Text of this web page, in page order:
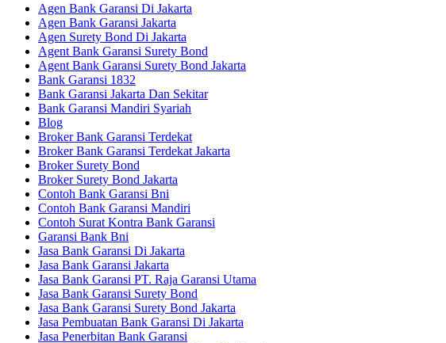
Agen Bank Garansi Di Jakarta
Agen Bank Garansi Jakarta
Agen Surety Bond Di Jakarta
Agent Bank Garansi Surety Bond
Agent Bank Garansi Surety Bond Jakarta
Bank Garansi 1832
Bank Garansi Jakarta Dan Sekitar
Bank Garansi Mandiri Syariah
Blog
Broker Bank Garansi Terdekat
Broker Bank Garansi Terdekat Jakarta
Broker Surety Bond
Broker Surety Bond Jakarta
Contoh Bank Garansi Bni
Contoh Bank Garansi Mandiri
Contoh Surat Kontra Bank Garansi
Garansi Bank Bni
Jasa Bank Garansi Di Jakarta
Jasa Bank Garansi Jakarta
Jasa Bank Garansi PT. Raja Garansi Utama
Jasa Bank Garansi Surety Bond
Jasa Bank Garansi Surety Bond Jakarta
Jasa Pembuatan Bank Garansi Di Jakarta
Jasa Penerbitan Bank Garansi